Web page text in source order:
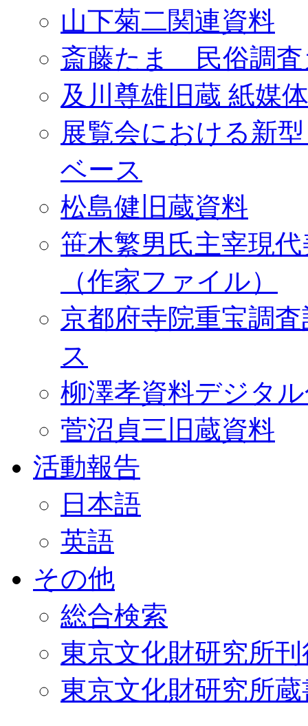
山下菊二関連資料
斎藤たま 民俗調査
及川尊雄旧蔵 紙媒
展覧会における新
ベース
松島健旧蔵資料
笹木繁男氏主宰現
（作家ファイル）
京都府寺院重宝調
ス
柳澤孝資料デジタ
菅沼貞三旧蔵資料
活動報告
日本語
英語
その他
総合検索
東京文化財研究所
東京文化財研究所